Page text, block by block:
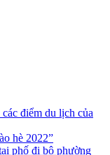
điểm du lịch của
hè 2022”
phố đi bộ phường